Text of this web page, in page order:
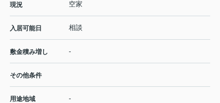
現況 空家
入居可能日 相談
敷金積み増し -
その他条件
用途地域 -